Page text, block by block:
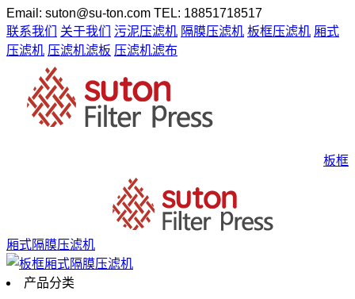
Email: suton@su-ton.com TEL: 18851718517
联系我们
关于我们 污泥压滤机 隔膜压滤机 板框压滤机 厢式
压滤机 压滤机滤板 压滤机滤布
板框
厢式隔膜压滤机
产品分类